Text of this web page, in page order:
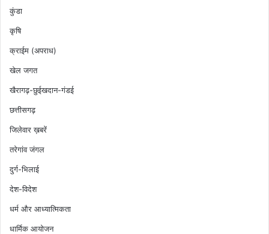
कुंडा
कृषि
क्राईम (अपराध)
खेल जगत
खैरागढ़-छुईखदान-गंडई
छत्तीसगढ़
जिलेवार ख़बरें
तरेगांव जंगल
दुर्ग-भिलाई
देश-विदेश
धर्म और आध्यात्मिकता
धार्मिक आयोजन